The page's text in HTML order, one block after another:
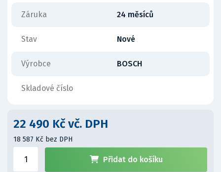
Záruka 24 měsíců
Stav Nové
Výrobce BOSCH
Skladové číslo
22 490 Kč vč. DPH
18 587 Kč bez DPH
Přidat do košíku